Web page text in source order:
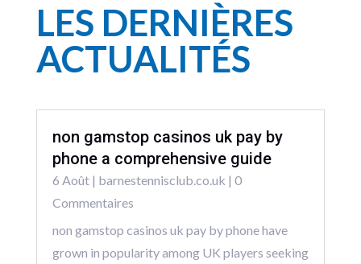
LES DERNIÈRES
ACTUALITÉS
non gamstop casinos uk pay by
phone a comprehensive guide
6 Août| barnestennisclub.co.uk | 0
Commentaires
non gamstop casinos uk pay by phone have
grown in popularity among UK players seeking